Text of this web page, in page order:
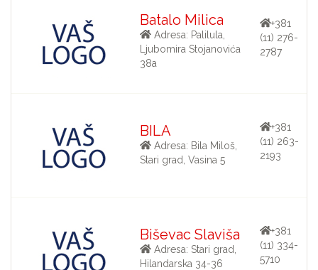
Batalo Milica
Adresa: Palilula,
Ljubomira Stojanovića
38a
+381
(11) 276-
2787
BILA
Adresa: Bila Miloš,
Stari grad, Vasina 5
+381
(11) 263-
2193
Biševac Slaviša
Adresa: Stari grad,
Hilandarska 34-36
+381
(11) 334-
5710